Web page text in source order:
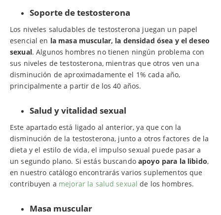
Soporte de testosterona
Los niveles saludables de testosterona juegan un papel
esencial en la masa muscular, la densidad ósea y el deseo
sexual. Algunos hombres no tienen ningún problema con
sus niveles de testosterona, mientras que otros ven una
disminución de aproximadamente el 1% cada año,
principalmente a partir de los 40 años.
Salud y vitalidad sexual
Este apartado está ligado al anterior, ya que con la
disminución de la testosterona, junto a otros factores de la
dieta y el estilo de vida, el impulso sexual puede pasar a
un segundo plano. Si estás buscandoapoyo para la libido,
en nuestro catálogo encontrarás varios suplementos que
contribuyen a mejorar la salud sexual de los hombres.
Masa muscular